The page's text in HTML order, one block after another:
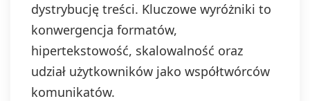
dystrybucję treści. Kluczowe wyróżniki to
konwergencja formatów,
hipertekstowość, skalowalność oraz
udział użytkowników jako współtwórców
komunikatów.